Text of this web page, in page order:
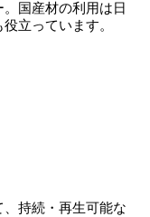
国産材の利用は日
立っています。
、持続・再生可能な